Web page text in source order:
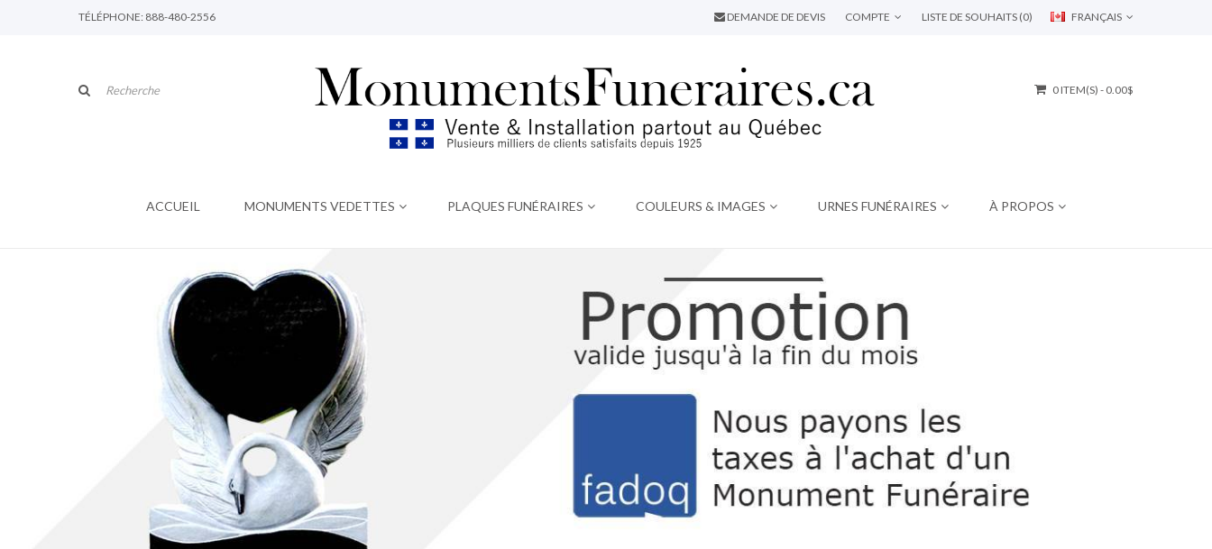
TÉLÉPHONE: 888-480-2556 FRANÇAIS
DEMANDE DE DEVIS COMPTE LISTE DE SOUHAITS (0)
0 ITEM(S) - 0.00$
ACCUEIL MONUMENTS VEDETTES PLAQUES FUNÉRAIRES COULEURS & IMAGES URNES FUNÉRAIRES À PROPOS